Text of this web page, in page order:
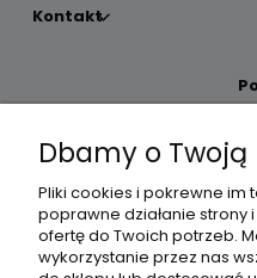
Kontakt
Dbamy o
Pliki cookies i pokrewne im
poprawne działanie
ofertę do Twoich potrzeb.
wykorzystanie przez nas